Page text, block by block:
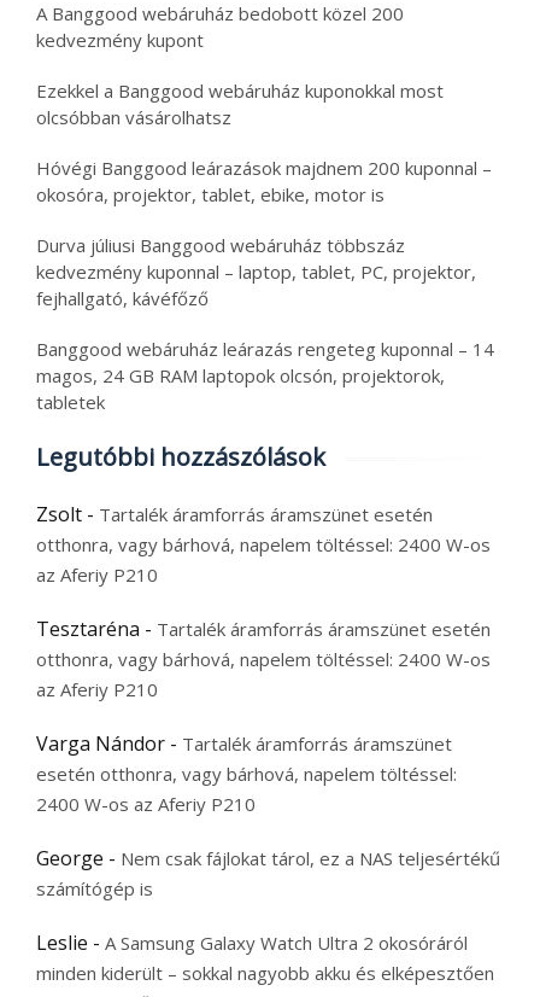
A Banggood webáruház bedobott közel 200
kedvezmény kupont
Ezekkel a Banggood webáruház kuponokkal most
olcsóbban vásárolhatsz
Hóvégi Banggood leárazások majdnem 200 kuponnal –
okosóra, projektor, tablet, ebike, motor is
Durva júliusi Banggood webáruház többszáz
kedvezmény kuponnal – laptop, tablet, PC, projektor,
fejhallgató, kávéfőző
Banggood webáruház leárazás rengeteg kuponnal – 14
magos, 24 GB RAM laptopok olcsón, projektorok,
tabletek
Legutóbbi hozzászólások
Zsolt - Tartalék áramforrás áramszünet esetén
otthonra, vagy bárhová, napelem töltéssel: 2400 W-os
az Aferiy P210
Tesztaréna - Tartalék áramforrás áramszünet esetén
otthonra, vagy bárhová, napelem töltéssel: 2400 W-os
az Aferiy P210
Varga Nándor - Tartalék áramforrás áramszünet
esetén otthonra, vagy bárhová, napelem töltéssel:
2400 W-os az Aferiy P210
George - Nem csak fájlokat tárol, ez a NAS teljesértékű
számítógép is
Leslie - A Samsung Galaxy Watch Ultra 2 okosóráról
minden kiderült – sokkal nagyobb akku és elképesztően